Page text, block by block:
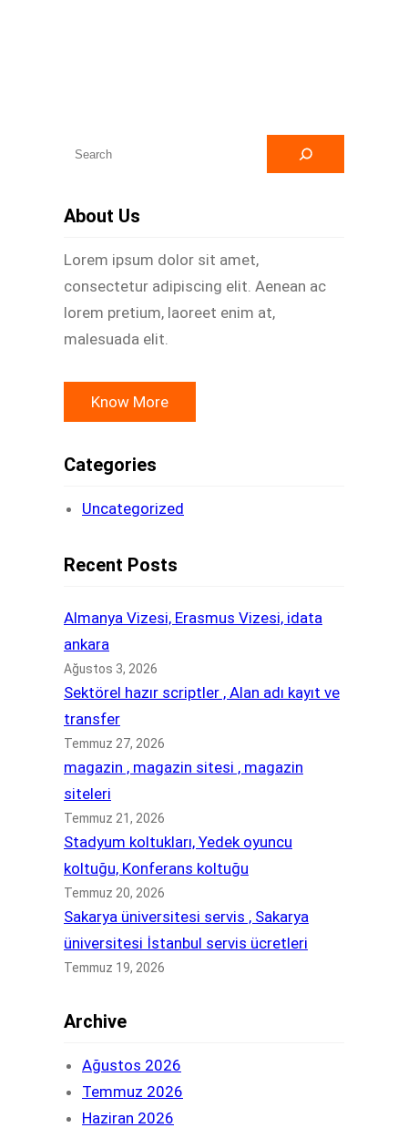
About Us
Lorem ipsum dolor sit amet,
consectetur adipiscing elit. Aenean ac
lorem pretium, laoreet enim at,
malesuada elit.
Know More
Categories
Uncategorized
Recent Posts
Almanya Vizesi, Erasmus Vizesi, idata
ankara
Ağustos 3, 2026
Sektörel hazır scriptler , Alan adı kayıt ve
transfer
Temmuz 27, 2026
magazin , magazin sitesi , magazin
siteleri
Temmuz 21, 2026
Stadyum koltukları, Yedek oyuncu
koltuğu, Konferans koltuğu
Temmuz 20, 2026
Sakarya üniversitesi servis , Sakarya
üniversitesi İstanbul servis ücretleri
Temmuz 19, 2026
Archive
Ağustos 2026
Temmuz 2026
Haziran 2026